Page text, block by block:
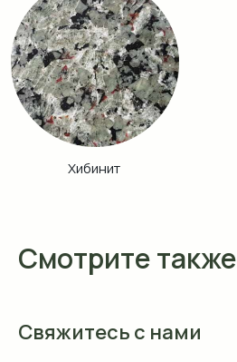
Смотрите также
Свяжитесь с нами